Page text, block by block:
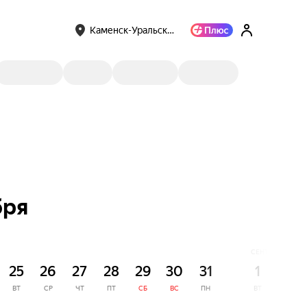
Каменск-Уральск…
25
ВТ
26
СР
27
ЧТ
28
ПТ
29
СБ
30
ВС
31
ПН
1
ВТ